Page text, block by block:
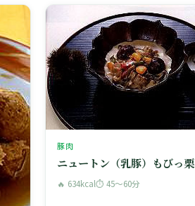
豚肉
ニュートン（乳豚）もびっ栗
🔥 634kcal⏱ 45〜60分